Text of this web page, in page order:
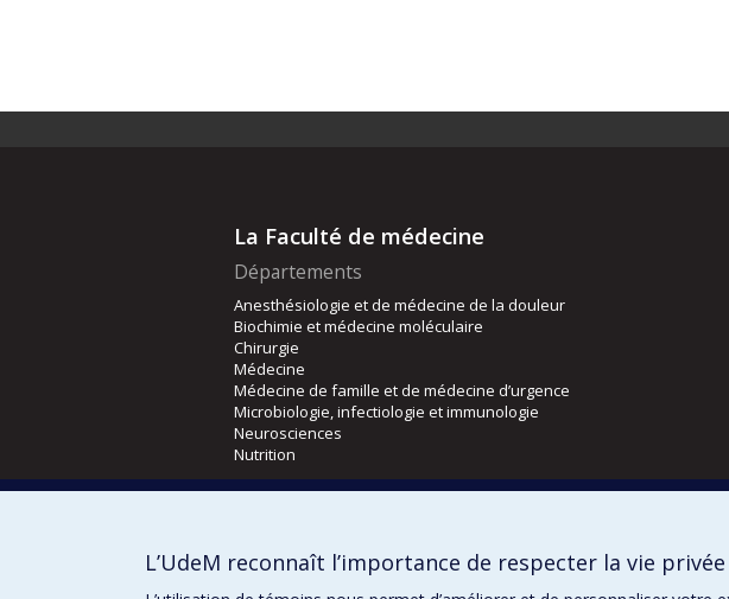
La Faculté de médecine
Départements
Anesthésiologie et de médecine de la douleur
Biochimie et médecine moléculaire
Chirurgie
Médecine
Médecine de famille et de médecine d’urgence
Microbiologie, infectiologie et immunologie
Neurosciences
Nutrition
Orthophonie et audiologie
L’UdeM reconnaît l’importance de respecter la vie privée